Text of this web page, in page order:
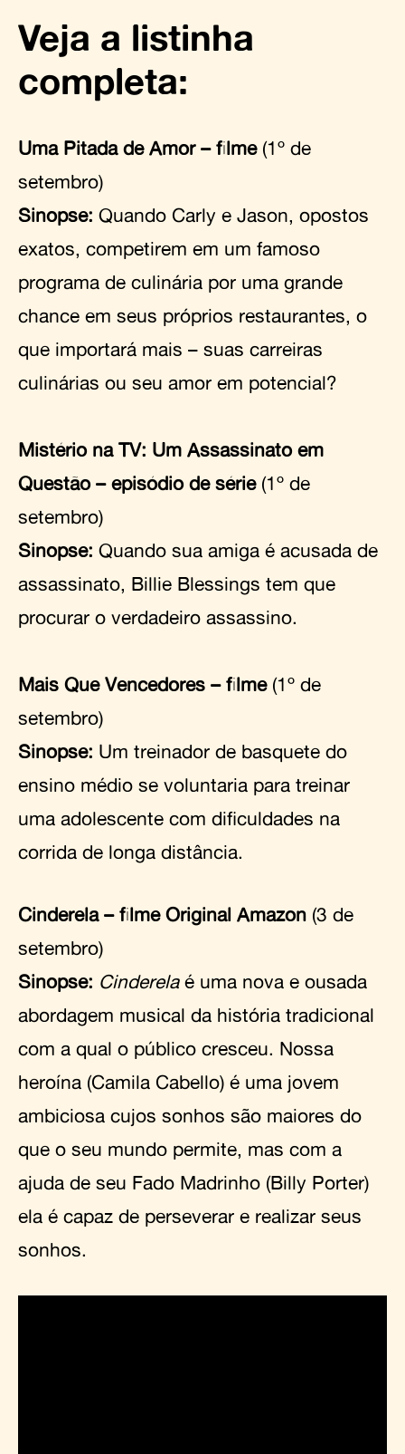
Veja a listinha
completa:
Uma Pitada de Amor – filme(1º de
setembro)
Sinopse: Quando Carly e Jason, opostos
exatos, competirem em um famoso
programa de culinária por uma grande
chance em seus próprios restaurantes, o
que importará mais – suas carreiras
culinárias ou seu amor em potencial?
Mistério na TV: Um Assassinato em
Questão – episódio de série(1º de
setembro)
Sinopse: Quando sua amiga é acusada de
assassinato, Billie Blessings tem que
procurar o verdadeiro assassino.
Mais Que Vencedores – filme(1º de
setembro)
Sinopse: Um treinador de basquete do
ensino médio se voluntaria para treinar
uma adolescente com dificuldades na
corrida de longa distância.
Cinderela – filme Original Amazon (3 de
setembro)
Sinopse: Cinderelaé uma nova e ousada
abordagem musical da história tradicional
com a qual o público cresceu. Nossa
heroína (Camila Cabello) é uma jovem
ambiciosa cujos sonhos são maiores do
que o seu mundo permite, mas com a
ajuda de seu Fado Madrinho (Billy Porter)
ela é capaz de perseverar e realizar seus
sonhos.